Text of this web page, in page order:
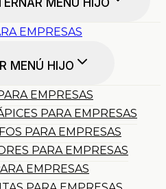
MENÚ HIJO
EMPRESAS
MENÚ HIJO
EMPRESAS
PARA EMPRESAS
PARA EMPRESAS
PARA EMPRESAS
EMPRESAS